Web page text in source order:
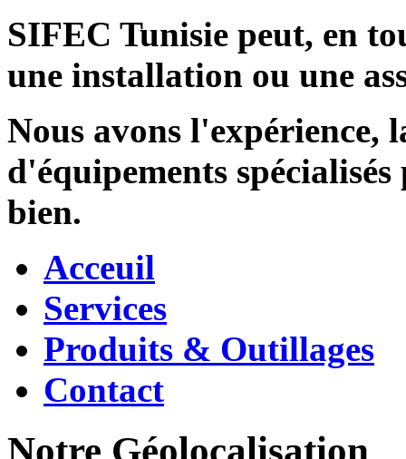
SIFEC Tunisie peut, en
une installation ou une
Nous avons l'expérience,
d'équipements
bien.
Acceuil
Services
Produits & Outillages
Contact